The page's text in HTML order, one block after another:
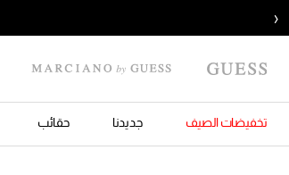
‹
تخفيضات الصيف جديدنا حقائب